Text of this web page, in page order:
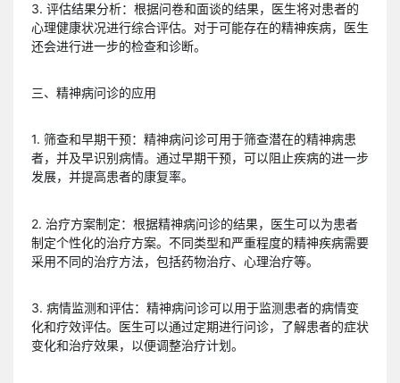
3. 评估结果分析：根据问卷和面谈的结果，医生将对患者的
心理健康状况进行综合评估。对于可能存在的精神疾病，医生
还会进行进一步的检查和诊断。
三、精神病问诊的应用
1. 筛查和早期干预：精神病问诊可用于筛查潜在的精神病患
者，并及早识别病情。通过早期干预，可以阻止疾病的进一步
发展，并提高患者的康复率。
2. 治疗方案制定：根据精神病问诊的结果，医生可以为患者
制定个性化的治疗方案。不同类型和严重程度的精神疾病需要
采用不同的治疗方法，包括药物治疗、心理治疗等。
3. 病情监测和评估：精神病问诊可以用于监测患者的病情变
化和疗效评估。医生可以通过定期进行问诊，了解患者的症状
变化和治疗效果，以便调整治疗计划。